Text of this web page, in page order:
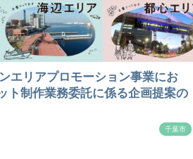
エリアプロモーション事業にお
ト制作業務委託に係る企画提案の
千葉市